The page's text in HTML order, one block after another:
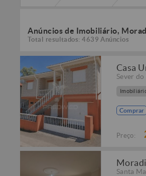
Anúncios de Imobiliário,
Total resultados: 4639 Anúncios
Casa
Sever do
Comprar
Preço:
Santa